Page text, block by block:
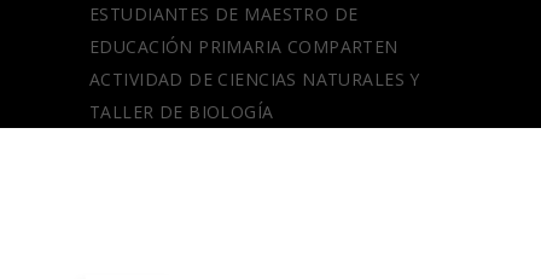
ESTUDIANTES DE MAESTRO DE
EDUCACIÓN PRIMARIA COMPARTEN
ACTIVIDAD DE CIENCIAS NATURALES Y
TALLER DE BIOLOGÍA